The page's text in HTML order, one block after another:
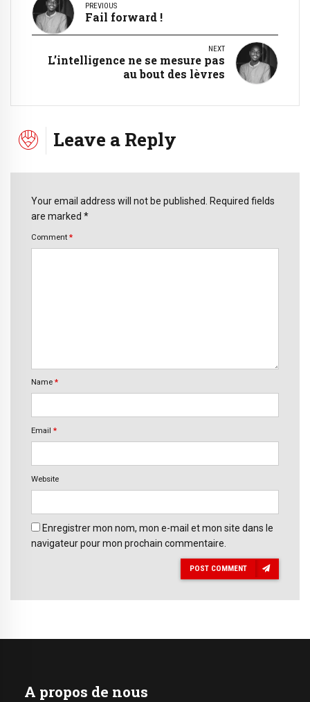
PREVIOUS
Fail forward !
NEXT
L’intelligence ne se mesure pas
au bout des lèvres
Leave a Reply
Your email address will not be published. Required fields
are marked *
Comment *
Name *
Email *
Website
Enregistrer mon nom, mon e-mail et mon site dans le
navigateur pour mon prochain commentaire.
POST COMMENT
A propos de nous